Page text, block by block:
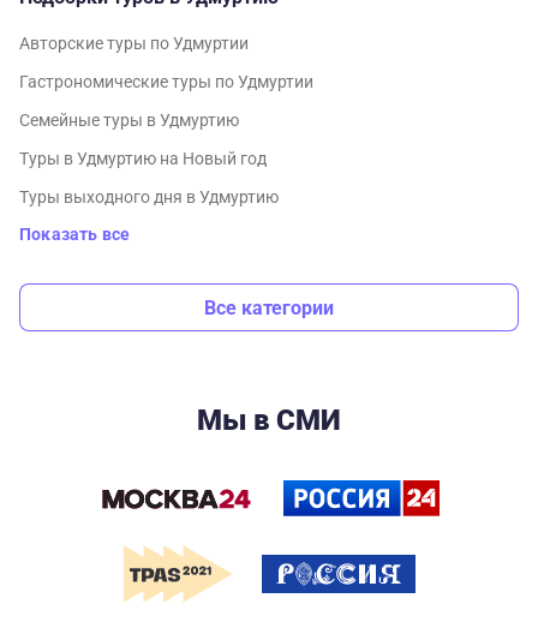
Авторские туры по Удмуртии
Гастрономические туры по Удмуртии
Семейные туры в Удмуртию
Туры в Удмуртию на Новый год
Туры выходного дня в Удмуртию
Показать все
Все категории
Мы в СМИ